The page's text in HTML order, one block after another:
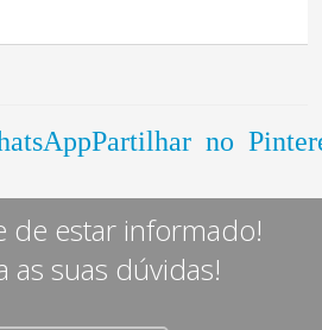
Partilhar no
de estar informado!
as suas dúvidas!